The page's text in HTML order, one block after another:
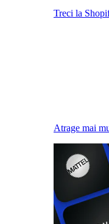
Treci la
Atrage mai